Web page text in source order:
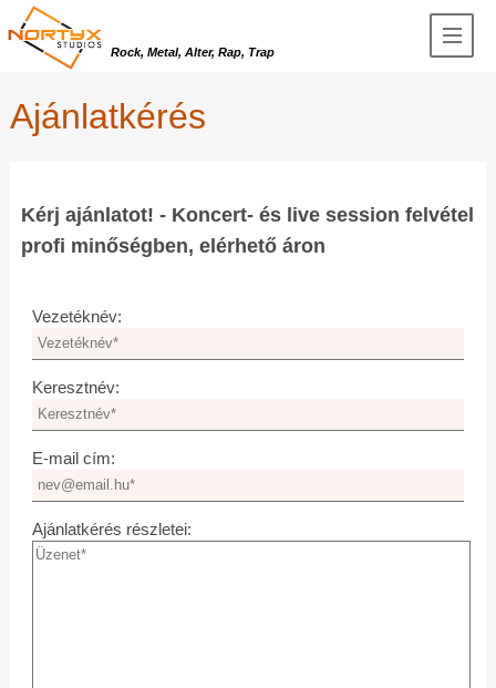
Rock, Metal, Alter, Rap, Trap
Ajánlatkérés
Kérj ajánlatot! - Koncert- és live session felvétel
profi minőségben, elérhető áron
Vezetéknév:
Keresztnév:
E-mail cím:
Ajánlatkérés részletei: